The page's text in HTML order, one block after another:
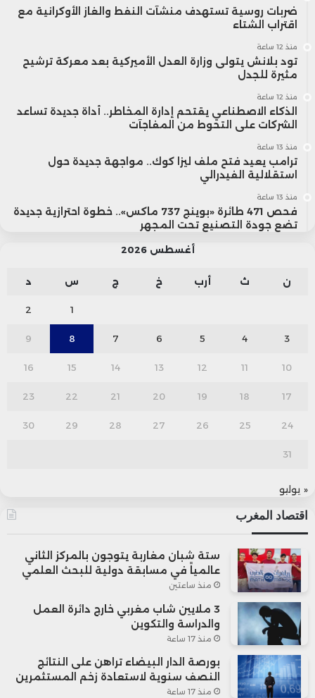
ضربات روسية تستهدف منشآت النفط والغاز الأوكرانية مع
اقتراب الشتاء
منذ 12 ساعة
تود بلانش يتولى وزارة العدل الأميركية بعد معركة ترشيح
مثيرة للجدل
منذ 12 ساعة
الذكاء الاصطناعي يقتحم إدارة المخاطر.. أداة جديدة تساعد
الشركات على التحوط من المفاجآت
منذ 13 ساعة
ترامب يعيد فتح ملف ليزا كوك.. مواجهة جديدة حول
استقلالية الفيدرالي
منذ 13 ساعة
فحص 471 طائرة «بوينج 737 ماكس».. خطوة احترازية جديدة
تضع جودة التصنيع تحت المجهر
أغسطس 2026
ن ث أرب خ ج س د
1
2
3
4
5
6
7
8
9
10
11
12
13
14
15
16
17
18
19
20
21
22
23
24
25
26
27
28
29
30
31
« يوليو
اقتصاد المغرب
ستة شبان مغاربة يتوجون بالمركز الثاني
عالمياً في مسابقة دولية للبحث العلمي
منذ ساعتين
3 ملايين شاب مغربي خارج دائرة العمل
والدراسة والتكوين
منذ 17 ساعة
بورصة الدار البيضاء تراهن على النتائج
النصف سنوية لاستعادة زخم المستثمرين
منذ 17 ساعة